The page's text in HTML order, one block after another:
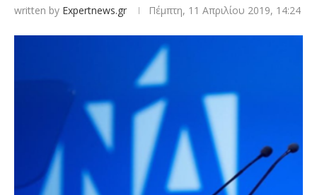
written by Expertnews.gr Πέμπτη, 11 Απριλίου 2019, 14:24